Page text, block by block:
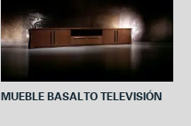
MUEBLE BASALTO TELEVISIÓN